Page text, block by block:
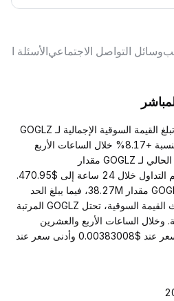
وسائل التواصل الاجتماعيالأسئلة
اعتبارًا من 8 أغسطس 2026، تبلغ القيمة السوقية الإجمالية لـ GOGLZ
نحو $133.78K، ما يمثل تغيرًا بنسبة +8.17% خلال الساعات الأربع
والعشرين الماضية. ويبلغ السعر الحالي لـ GOGLZ مقدار
$0.00349537، بينما يصل حجم التداول خلال 24 ساعة إلى $470.95.
ويبلغ المعروض المتداول من GOGLZ مقدار 38.27M، فيما يبلغ الحد
الأقصى للمعروض --. ومن حيث القيمة السوقية، تحتل GOGLZ المرتبة
وخلال الساعات الأربع والعشرين
الماضية، سجل GOGLZ أعلى سعر عند $0.00383008 وأدنى سعر عند